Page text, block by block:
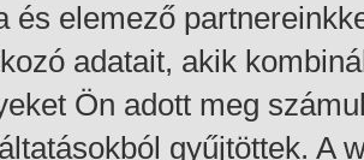
és elemező
adatait, akik
Ön adott meg
gyűjtöttek. A